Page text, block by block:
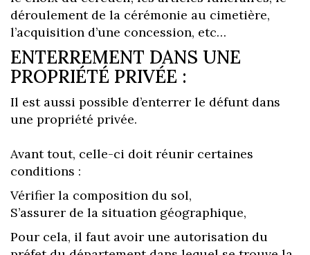
déroulement de la cérémonie au cimetière,
l’acquisition d’une concession, etc…
ENTERREMENT DANS UNE
PROPRIÉTÉ PRIVÉE :
Il est aussi possible d’enterrer le défunt dans
une propriété privée.
Avant tout, celle-ci doit réunir certaines
conditions :
Vérifier la composition du sol,
S’assurer de la situation géographique,
Pour cela, il faut avoir une autorisation du